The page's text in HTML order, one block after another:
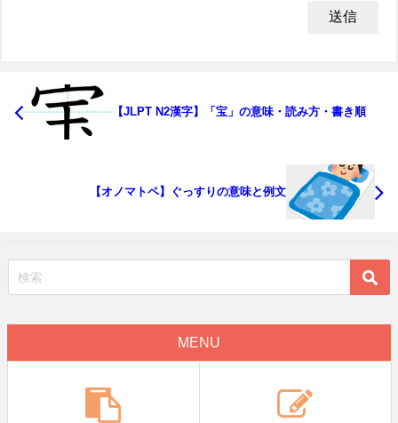
【JLPT N2漢字】「宝」の意味・読み方・書き順
【オノマトペ】ぐっすりの意味と例文
MENU